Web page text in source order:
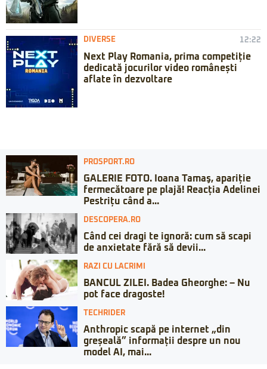
DIVERSE 12:22
Next Play Romania, prima competiție
dedicată jocurilor video românești
aflate în dezvoltare
PROSPORT.RO
GALERIE FOTO. Ioana Tamaş, apariție
fermecătoare pe plajă! Reacția Adelinei
Pestrițu când a...
DESCOPERA.RO
Când cei dragi te ignoră: cum să scapi
de anxietate fără să devii...
RAZI CU LACRIMI
BANCUL ZILEI. Badea Gheorghe: – Nu
pot face dragoste!
TECHRIDER
Anthropic scapă pe internet „din
greșeală” informații despre un nou
model AI, mai...